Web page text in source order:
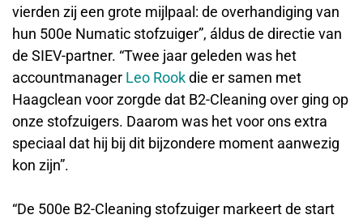
vierden zij een grote mijlpaal: de overhandiging van
hun 500e Numatic stofzuiger”, áldus de directie van
de SIEV-partner. “Twee jaar geleden was het
accountmanager Leo Rookdie er samen met
Haagclean voor zorgde dat B2-Cleaning over ging op
onze stofzuigers. Daarom was het voor ons extra
speciaal dat hij bij dit bijzondere moment aanwezig
kon zijn”.
“De 500e B2-Cleaning stofzuiger markeert de start